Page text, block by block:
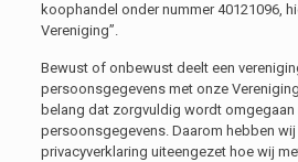
koophandel onder nummer 40121096,
Vereniging”.
Bewust of onbewust deelt een
persoonsgegevens met onze
belang dat zorgvuldig wordt omgegaan
persoonsgegevens. Daarom hebben
privacyverklaring uiteengezet hoe wij